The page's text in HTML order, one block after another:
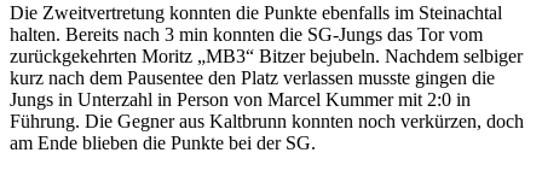
Die Zweitvertretung konnten die Punkte ebenfalls im Steinachtal
halten. Bereits nach 3 min konnten die SG-Jungs das Tor vom
zurückgekehrten Moritz „MB3“ Bitzer bejubeln. Nachdem selbiger
kurz nach dem Pausentee den Platz verlassen musste gingen die
Jungs in Unterzahl in Person von Marcel Kummer mit 2:0 in
Führung. Die Gegner aus Kaltbrunn konnten noch verkürzen, doch
am Ende blieben die Punkte bei der SG.